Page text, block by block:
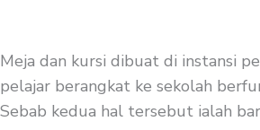
Meja dan kursi dibuat di instansi
pelajar berangkat ke sekolah
Sebab kedua hal tersebut ialah